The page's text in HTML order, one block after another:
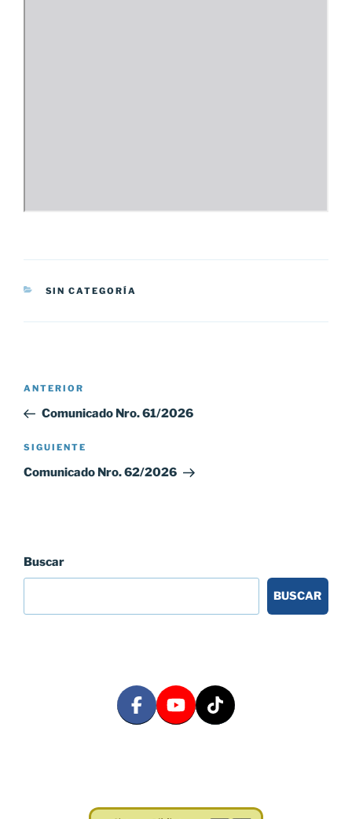
CATEGORÍAS
SIN CATEGORÍA
Navegación
entradas
Entrada
anterior:
ANTERIOR
Comunicado Nro. 61/2026
Siguiente
entrada
SIGUIENTE
Comunicado Nro. 62/2026
Buscar
BUSCAR